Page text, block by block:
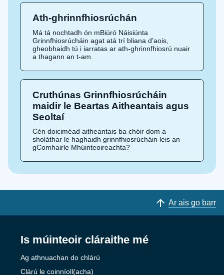
Ath-ghrinnfhiosrúchán
Má tá nochtadh ón mBiúró Náisiúnta
Grinnfhiosrúcháin agat atá trí bliana d’aois,
gheobhaidh tú i iarratas ar ath-ghrinnfhiosrú nuair
a thagann an t-am.
Cruthúnas Grinnfhiosrúcháin
maidir le Beartas Aitheantais agus
Seoltaí
Cén doiciméad aitheantais ba chóir dom a
sholáthar le haghaidh grinnfhiosrúcháin leis an
gComhairle Mhúinteoireachta?
Ar ais go barr
Is múinteoir cláraithe mé
Ag athnuachan do chlárú
Clárú le coinníoll(acha)